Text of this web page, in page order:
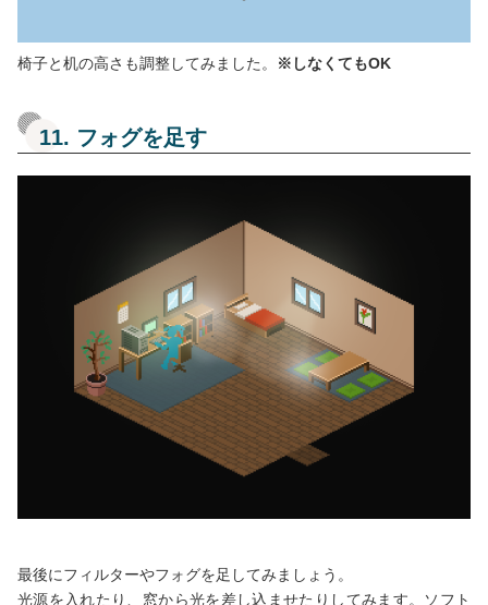
椅子と机の高さも調整してみました。 ※しなくてもOK
11. フォグを足す
最後にフィルターやフォグを足してみましょう。
光源を入れたり、窓から光を差し込ませたりしてみます。ソフト